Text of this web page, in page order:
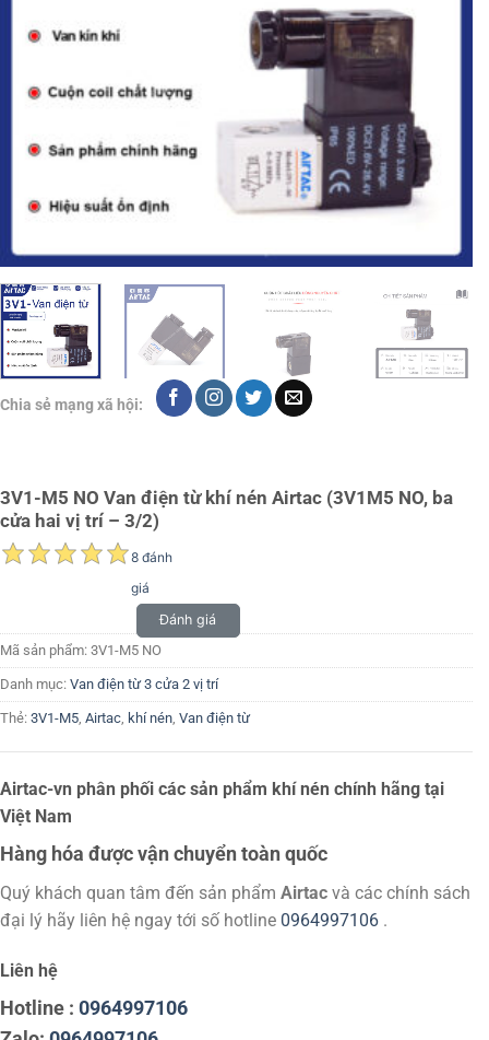
Chia sẻ mạng xã hội:
3V1-M5 NO Van điện từ khí nén Airtac (3V1M5 NO, ba
cửa hai vị trí – 3/2)
8 đánh
giá
Đánh giá
Mã sản phẩm: 3V1-M5 NO
Danh mục: Van điện từ 3 cửa 2 vị trí
Thẻ: 3V1-M5, Airtac, khí nén, Van điện từ
Airtac-vn phân phối các sản phẩm khí nén chính hãng tại
Việt Nam
Hàng hóa được vận chuyển toàn quốc
Quý khách quan tâm đến sản phẩm Airtac và các chính sách
đại lý hãy liên hệ ngay tới số hotline 0964997106 .
Liên hệ
Hotline : 0964997106